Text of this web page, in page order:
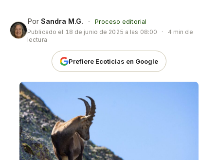
Por Sandra M.G. ·
Proceso editorial
Publicado el 18 de junio de 2025 a las 08:00 ·
4 min de
lectura
Prefiere Ecoticias en Google